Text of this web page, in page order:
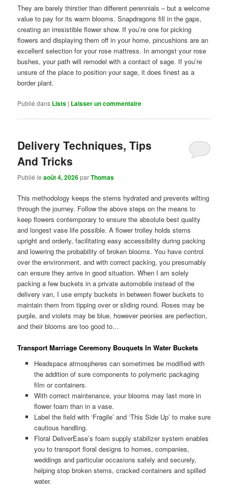
They are barely thirstier than different perennials – but a welcome
value to pay for its warm blooms. Snapdragons fill in the gaps,
creating an irresistible flower show. If you’re one for picking
flowers and displaying them off in your home, pincushions are an
excellent selection for your rose mattress. In amongst your rose
bushes, your path will remodel with a contact of sage. If you’re
unsure of the place to position your sage, it does finest as a
border plant.
Publié dans Lists | Laisser un commentaire
Delivery Techniques, Tips
And Tricks
Publié leaoût 4, 2026parThomas
This methodology keeps the stems hydrated and prevents wilting
through the journey. Follow the above steps on the means to
keep flowers contemporary to ensure the absolute best quality
and longest vase life possible. A flower trolley holds stems
upright and orderly, facilitating easy accessibility during packing
and lowering the probability of broken blooms. You have control
over the environment, and with correct packing, you presumably
can ensure they arrive in good situation. When I am solely
packing a few buckets in a private automobile instead of the
delivery van, I use empty buckets in between flower buckets to
maintain them from tipping over or sliding round. Roses may be
purple, and violets may be blue, however peonies are perfection,
and their blooms are too good to…
Transport Marriage Ceremony Bouquets In Water Buckets
Headspace atmospheres can sometimes be modified with
the addition of sure components to polymeric packaging
film or containers.
With correct maintenance, your blooms may last more in
flower foam than in a vase.
Label the field with ‘Fragile’ and ‘This Side Up’ to make sure
cautious handling.
Floral DeliverEase’s foam supply stabilizer system enables
you to transport floral designs to homes, companies,
weddings and particular occasions safely and securely,
helping stop broken stems, cracked containers and spilled
water.